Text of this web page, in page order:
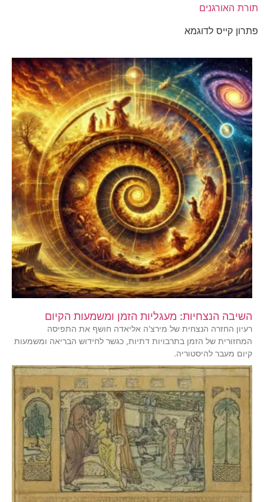
תורת האורגנים
פתרון קייס לדוגמא
השיבה הנצחיות: מעגליות הזמן ומשמעות הקיום
רעיון החזרה הנצחית של מירצ'ה אליאדה חושף את התפיסה
המחזורית של הזמן בתרבויות דתיות, כגשר לחידוש הבריאה ומשמעות
קיום מעבר להיסטוריה.